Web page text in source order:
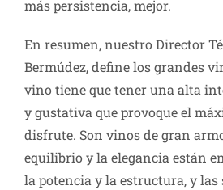
más persistencia, mejor.
En resumen, nuestro Director
Bermúdez, define los grandes
vino tiene que tener una alta
y gustativa que provoque el
disfrute. Son vinos de gran
equilibrio y la elegancia están
la potencia y la estructura, y las